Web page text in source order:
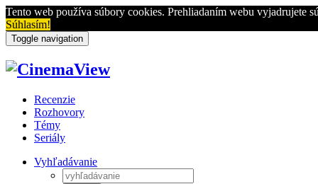
Tento web používa súbory cookies. Prehliadaním webu vyjadrujete
Súhlasím!
Toggle navigation
Recenzie
Rozhovory
Témy
Seriály
Vyhľadávanie